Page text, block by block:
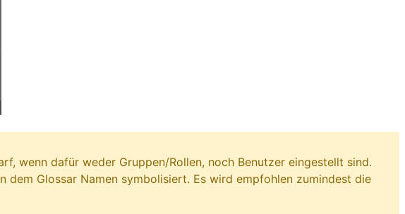
wenn dafür weder Gruppen/Rollen, noch Benutzer eingestellt sind.
dem Glossar Namen symbolisiert. Es wird empfohlen zumindest die